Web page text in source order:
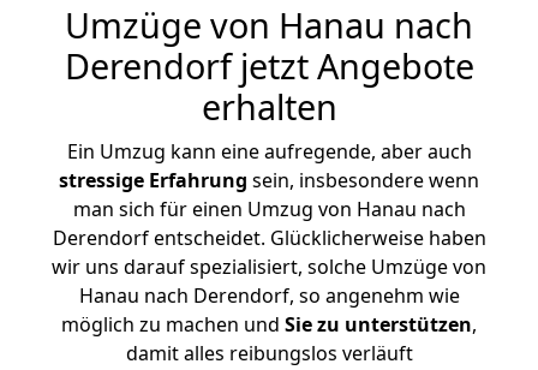
Umzüge von Hanau nach
Derendorf jetzt Angebote
erhalten
Ein Umzug kann eine aufregende, aber auch
stressige Erfahrung sein, insbesondere wenn
man sich für einen Umzug von Hanau nach
Derendorf entscheidet. Glücklicherweise haben
wir uns darauf spezialisiert, solche Umzüge von
Hanau nach Derendorf, so angenehm wie
möglich zu machen und Sie zu unterstützen,
damit alles reibungslos verläuft